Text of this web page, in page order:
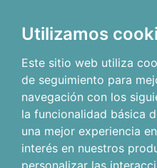
Utilizamos
Este sitio web utiliza
de seguimiento para
navegación con los
la funcionalidad básica
una mejor experiencia
interés en nuestros
personalizar las